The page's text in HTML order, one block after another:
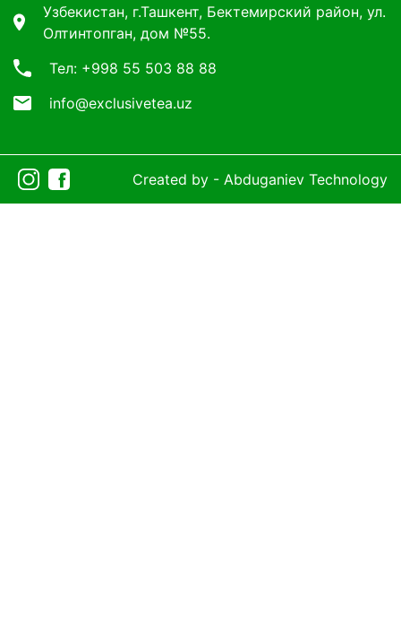
Узбекистан, г.Ташкент, Бектемирский район, ул.
Олтинтопган, дом №55.
Тел: +998 55 503 88 88
info@exclusivetea.uz
Created by - Abduganiev Technology